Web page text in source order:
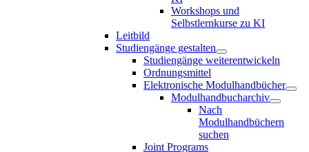
Workshops und
Selbstlernkurse zu KI
Leitbild
Studiengänge gestalten
Studiengänge weiterentwickeln
Ordnungsmittel
Elektronische Modulhandbücher
Modulhandbucharchiv
Nach
Modulhandbüchern
suchen
Joint Programs